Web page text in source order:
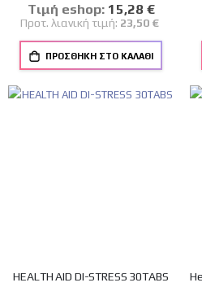
Tιμή eshop: Ειδική
Τιμή
15,28 €
Προτ. λιανική τιμή: 23,50 €
ΠΡΟΣΘΉΚΗ ΣΤΟ ΚΑΛΆΘΙ
HEALTH AID DI-STRESS 30TABS